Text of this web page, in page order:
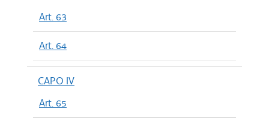
Art. 63
Art. 64
CAPO IV
Art. 65